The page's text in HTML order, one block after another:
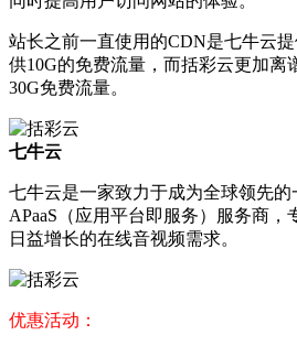
站长之前一直使用的CDN是七牛云
供10G的免费流量，而括彩云更加离
30G免费流量。
七牛云
七牛云是一家致力于成为全球领先
APaaS（应用平台即服务）服务商
日益增长的在线音视频需求。
优惠活动：